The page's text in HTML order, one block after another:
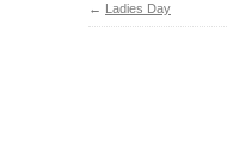
← Ladies Day